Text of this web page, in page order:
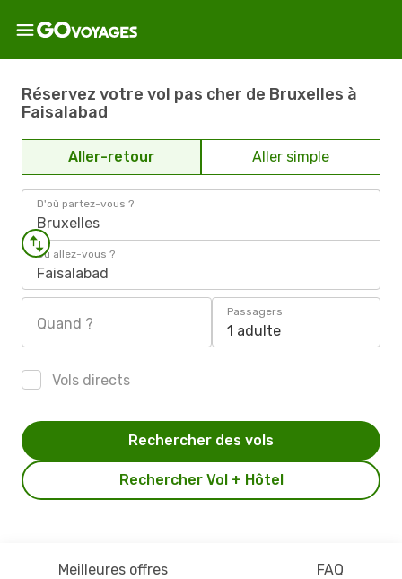
Réservez votre vol pas cher de Bruxelles à
Faisalabad
Aller-retour Aller simple
D'où partez-vous ?
Bruxelles
Où allez-vous ?
Faisalabad
Quand ?
Passagers
1 adulte
Vols directs
Rechercher Vol + Hôtel
Rechercher des vols
Meilleures offres FAQ